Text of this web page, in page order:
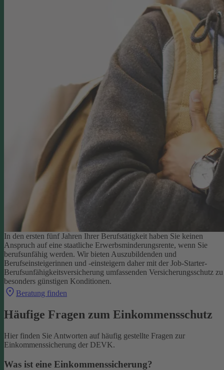
In den ersten fünf Jahren Ihrer Berufstätigkeit haben Sie keinen
Anspruch auf eine staatliche Erwerbsminderungsrente, wenn Sie
berufsunfähig werden. Wir bieten Auszubildenden und
Berufseinsteigerinnen und -einsteigern daher mit der Job-Starter-
Berufsunfähigkeitsversicherung umfassenden Versicherungsschutz zu
besonders günstigen Konditionen.
Beratung finden
Häufige Fragen zum Einkommensschutz
Hier finden Sie Antworten auf häufig gestellte Fragen zur
Einkommenssicherung der DEVK.
Was ist eine Einkommenssicherung?